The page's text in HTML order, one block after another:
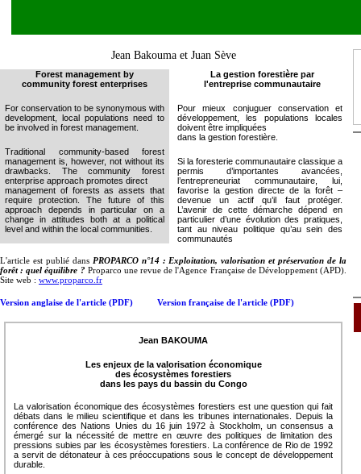
Jean Bakouma et Juan Sève
Forest management by
community forest enterprises
For conservation to be synonymous with
development, local populations need to
be involved in forest management.
Traditional community-based forest
management is, however, not without its
drawbacks. The community forest
enterprise approach promotes direct
management of forests as assets that
require protection. The future of this
approach depends in particular on a
change in attitudes both at a political
level and within the local communities.
La gestion forestière par
l'entreprise communautaire
Pour mieux conjuguer conservation et
développement, les populations locales
doivent être impliquées
dans la gestion forestière.
Si la foresterie communautaire classique a
permis d’importantes avancées,
l’entrepreneuriat communautaire, lui,
favorise la gestion directe de la forêt –
devenue un actif qu’il faut protéger.
L’avenir de cette démarche dépend en
particulier d’une évolution des pratiques,
tant au niveau politique qu’au sein des
communautés
L'article est publié dans PROPARCO n°14 : Exploitation, valorisation et préservation de la
forêt : quel équilibre ? Proparco une revue de l'Agence Française de Développement (APD).
Site web : www.proparco.fr
Version anglaise de l'article (PDF) Version française de l'article (PDF)
Jean BAKOUMA
Les enjeux de la valorisation économique
des écosystèmes forestiers
dans les pays du bassin du Congo
La valorisation économique des écosystèmes forestiers est une question qui fait
débats dans le milieu scientifique et dans les tribunes internationales. Depuis la
conférence des Nations Unies du 16 juin 1972 à Stockholm, un consensus a
émergé sur la nécessité de mettre en œuvre des politiques de limitation des
pressions subies par les écosystèmes forestiers. La conférence de Rio de 1992
a servit de détonateur à ces préoccupations sous le concept de développement
durable.